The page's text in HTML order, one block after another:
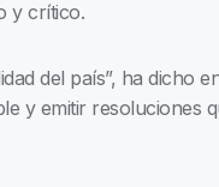
y crítico.
del país”, ha dicho
y emitir resoluciones